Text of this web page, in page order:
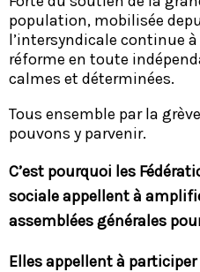
population, mobilisée
l’intersyndicale continue
réforme en toute
calmes et déterminées.
Tous ensemble par la
pouvons y parvenir.
C’est pourquoi les
sociale appellent à
assemblées générales
Elles appellent à